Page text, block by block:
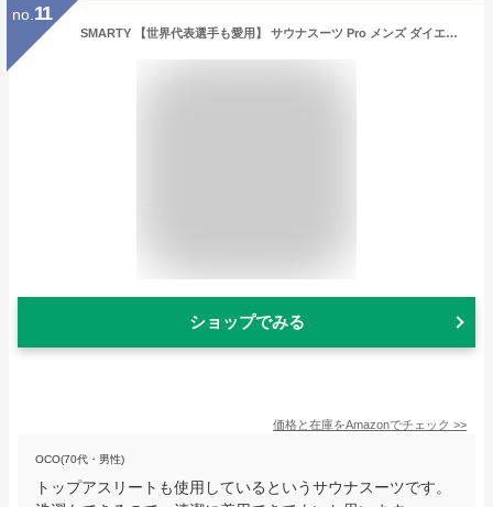
no. 11
SMARTY 【世界代表選手も愛用】 サウナスーツ Pro メンズ ダイエット 上下 セット 洗濯可 大量発汗 ランニングウェア (XL, ブラック)
ショップでみる
価格と在庫をAmazonでチェック >>
OCO(70代・男性)
トップアスリートも使用しているというサウナスーツです。